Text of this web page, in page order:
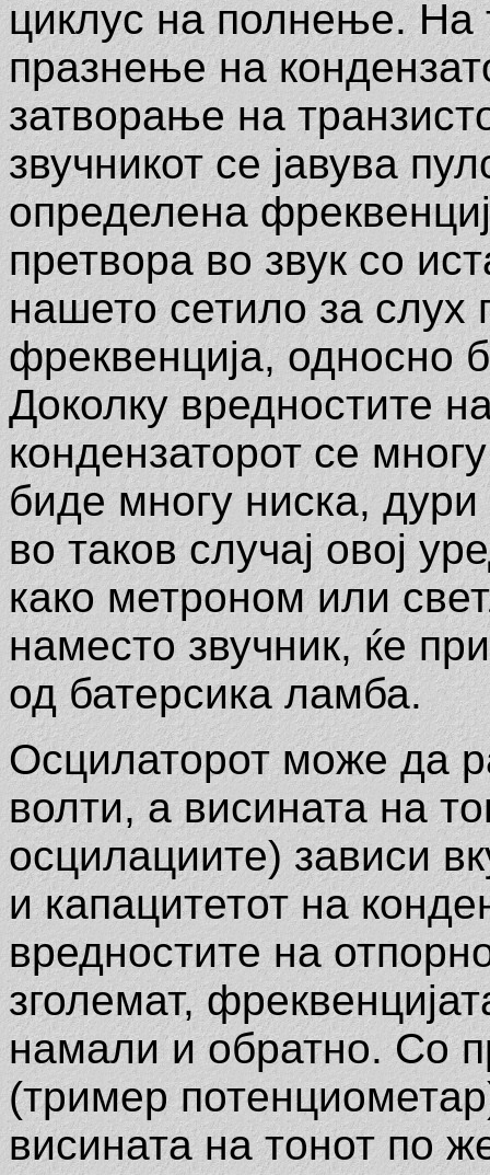
циклус на полнење. На
празнење на
затворање на
звучникот се јавува
определена
претвора во звук со
нашето сетило за слух
фреквенција, односно
Доколку вредностите
кондензаторот се
биде многу ниска,
во таков случај овој
како метроном или
наместо звучник, ќе
од батерсика ламба.
Осцилаторот може да
волти, а висината на
осцилациите) зависи
и капацитетот на
вредностите на
зголемат,
намали и обратно. Со
(тример
висината на тонот по